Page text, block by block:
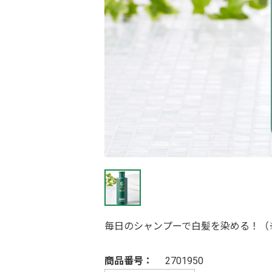
毎日のシャンプーで白髪を染める！
商品番号： 2701950